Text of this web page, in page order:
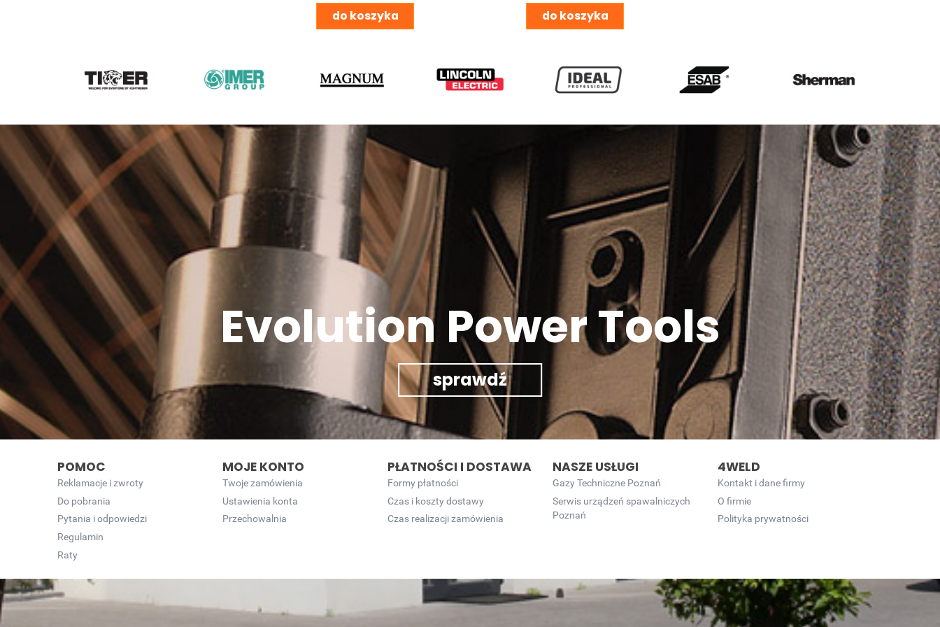
do koszyka do koszyka
Evolution Power Tools
sprawdź
POMOC
Reklamacje i zwroty
Do pobrania
Pytania i odpowiedzi
Regulamin
Raty
MOJE KONTO
Twoje zamówienia
Ustawienia konta
Przechowalnia
PŁATNOŚCI I DOSTAWA
Formy płatności
Czas i koszty dostawy
Czas realizacji zamówienia
NASZE USŁUGI
Gazy Techniczne Poznań
Serwis urządzeń spawalniczych
Poznań
4WELD
Kontakt i dane firmy
O firmie
Polityka prywatności